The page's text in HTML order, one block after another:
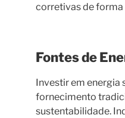
corretivas de
Fontes de
Investir em energia
fornecimento
sustentabilidade.